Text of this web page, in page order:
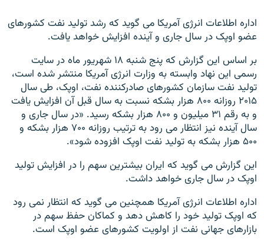
اداره اطلاعات انرژی آمریکا می گوید که رشد تولید نفت کشورهای
عضو اوپک در سال جاری و آینده افزایش خواهد یافت.
بر اساس این گزارش که پنج شنبه ۱۸ شهریور ماه در سایت
رسمی این نهاد وابسته به وزارت انرژی آمریکا منتشر شده است،
تولید نفت سازمان کشورهای صادرکننده نفت، اوپک، طی سال
۲۰۱۵ روزانه ۸۰۰ هزار بشکه نسبت به سال قبل آن افزایش یافت
و به رقم ۳۱ میلیون و ۸۰۰ هزار بشکه رسید. «در سال جاری و
سال آینده نیز انتظار می رود به ترتیب روزانه ۷۰۰ هزار بشکه و
۵۰۰ هزار بشکه به تولید نفت اوپک افزوده شود».
این گزارش می گوید که ایران بیشترین سهم را در افزایش تولید
اوپک در سال جاری خواهد داشت.
اداره اطلاعات انرژی آمریکا همچنین می گوید که انتظار نمی رود
که اوپک تولید خود را کاهش دهد و کماکان حفظ سهم در
بازارهای جهانی نفت از اولویت کشورهای عضو اوپک است.